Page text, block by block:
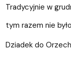
Tradycyjnie w
tym razem nie
Dziadek do